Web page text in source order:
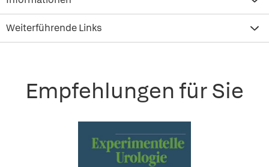
Weiterführende Links
Empfehlungen für Sie